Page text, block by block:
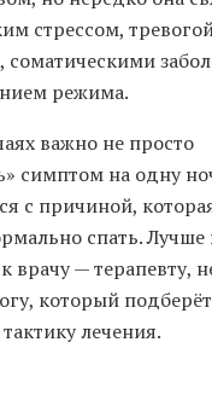
стрессом,
соматическими
режима.
важно не просто
симптом на одну
с причиной,
спать. Лучше
врачу — терапевту,
который подберёт
лечения.